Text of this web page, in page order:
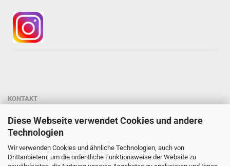
Diese Webseite verwendet Cookies und andere
Technologien
Wir verwenden Cookies und ähnliche Technologien, auch von
Drittanbietern, um die ordentliche Funktionsweise der Website zu
KONTAKT
Dipl.-Ing. Susanne Spatz-Behmenburg
Tel: 0 88 03 - 47 80 900